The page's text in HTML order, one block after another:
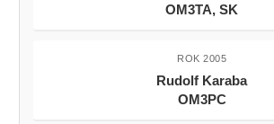
OM3TA, SK
ROK 2005
Rudolf Karaba
OM3PC